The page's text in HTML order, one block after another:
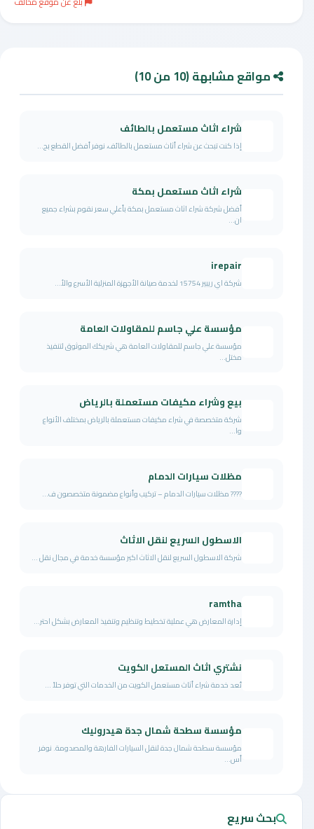
مواقع مشابهة (10 من 10)
شراء اثاث مستعمل بالطائف
إذا كنت تبحث عن شراء أثاث مستعمل بالطائف، نوفر أفضل القطع بح...
شراء اثاث مستعمل بمكة
أفضل شركة شراء اثاث مستعمل بمكة بأعلي سعر نقوم بشراء جميع
ان...
irepair
شركة اي ريبير 15754 لخدمة صيانة الأجهزة المنزلية الأسرع والأ...
مؤسسة علي جاسم للمقاولات العامة
مؤسسة علي جاسم للمقاولات العامة هي شريكك الموثوق لتنفيذ
مختل...
بيع وشراء مكيفات مستعملة بالرياض
شركة متخصصة في شراء مكيفات مستعملة بالرياض بمختلف الأنواع
وا...
مظلات سيارات الدمام
???? مظلات سيارات الدمام – تركيب وأنواع مضمونة متخصصون ف...
الاسطول السريع لنقل الاثاث
شركة الاسطول السريع لنقل الاثاث اكبر مؤسسة خدمة في مجال نقل ...
ramtha
إدارة المعارض هي عملية تخطيط وتنظيم وتنفيذ المعارض بشكل احتر...
نشتري اثاث المستعل الكويت
تُعد خدمة شراء أثاث مستعمل الكويت من الخدمات التي توفر حلاً ...
مؤسسة سطحة شمال جدة هيدروليك
مؤسسة سطحة شمال جدة لنقل السيارات الفارهة والمصدومة. نوفر
أس...
بحث سريع